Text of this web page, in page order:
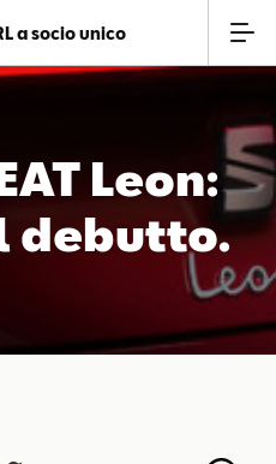
a socio unico
Leon:
debutto.